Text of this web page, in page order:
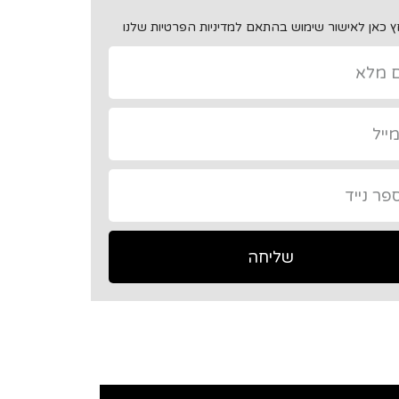
כאן לאישור שימוש בהתאם למדיניות הפרטיות שלנו
שליחה